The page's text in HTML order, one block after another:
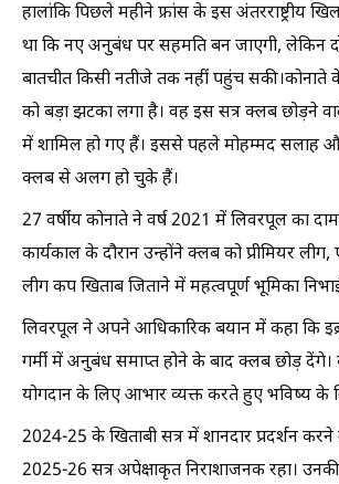
हालांकि पिछले महीने फ्रांस के इस अंतरराष्ट्रीय
था कि नए अनुबंध पर सहमति बन जाएगी, लेकिन
बातचीत किसी नतीजे तक नहीं पहुंच
को बड़ा झटका लगा है। वह इस सत्र क्लब छोड़ने
में शामिल हो गए हैं। इससे पहले मोहम्मद सलाह
क्लब से अलग हो चुके हैं।
27 वर्षीय कोनाते ने वर्ष 2021 में लिवरपूल का
कार्यकाल के दौरान उन्होंने क्लब को प्रीमियर
लीग कप खिताब जिताने में महत्वपूर्ण भूमिका
लिवरपूल ने अपने आधिकारिक बयान में कहा कि
गर्मी में अनुबंध समाप्त होने के बाद क्लब छोड़
योगदान के लिए आभार व्यक्त करते हुए भविष्य के
2024-25 के खिताबी सत्र में शानदार प्रदर्शन
2025-26 सत्र अपेक्षाकृत निराशाजनक रहा। उनकी